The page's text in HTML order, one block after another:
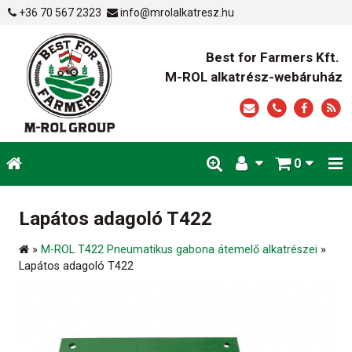
+36 70 567 2323 info@mrolalkatresz.hu
Best for Farmers Kft.
M-ROL alkatrész-webáruház
0
Lapátos adagoló T422
» M-ROL T422 Pneumatikus gabona átemelő alkatrészei »
Lapátos adagoló T422